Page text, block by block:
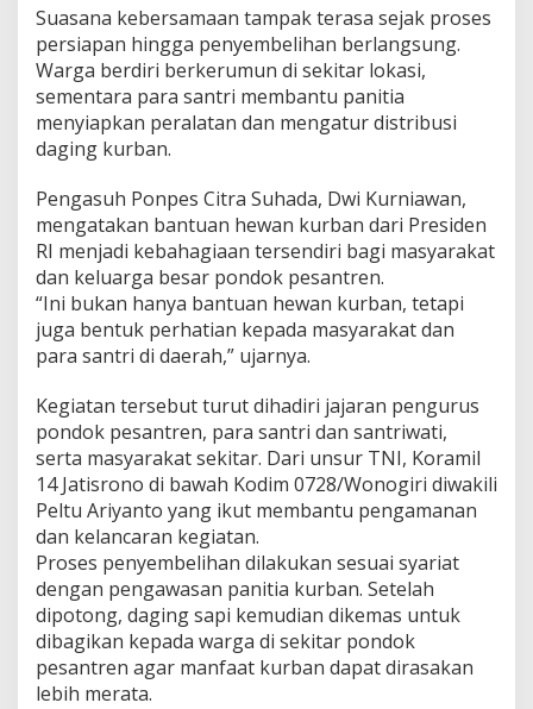
s
r
o
n
o
,
g
a
T
u
m
p
a
h
u
a
h
Suasana kebersamaan tampak terasa sejak proses
persiapan hingga penyembelihan berlangsung.
Warga berdiri berkerumun di sekitar lokasi,
sementara para santri membantu panitia
menyiapkan peralatan dan mengatur distribusi
daging kurban.
Pengasuh Ponpes Citra Suhada, Dwi Kurniawan,
mengatakan bantuan hewan kurban dari Presiden
RI menjadi kebahagiaan tersendiri bagi masyarakat
dan keluarga besar pondok pesantren.
“Ini bukan hanya bantuan hewan kurban, tetapi
juga bentuk perhatian kepada masyarakat dan
para santri di daerah,” ujarnya.
Kegiatan tersebut turut dihadiri jajaran pengurus
pondok pesantren, para santri dan santriwati,
serta masyarakat sekitar. Dari unsur TNI, Koramil
14 Jatisrono di bawah Kodim 0728/Wonogiri diwakili
Peltu Ariyanto yang ikut membantu pengamanan
dan kelancaran kegiatan.
Proses penyembelihan dilakukan sesuai syariat
dengan pengawasan panitia kurban. Setelah
dipotong, daging sapi kemudian dikemas untuk
dibagikan kepada warga di sekitar pondok
pesantren agar manfaat kurban dapat dirasakan
lebih merata.